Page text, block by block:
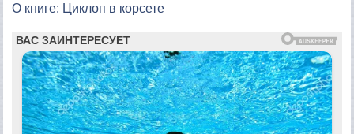
О книге: Циклоп в корсете